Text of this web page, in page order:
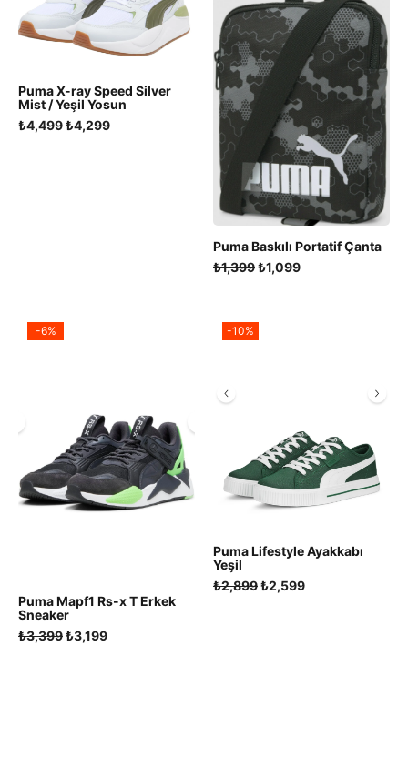
Puma X-ray Speed Silver
Mist / Yeşil Yosun
₺4,499Orijinal
₺4,299Şu
Puma Baskılı Portatif Çanta
₺1,399Orijinal
₺1,099Şu
-6%
Puma Mapf1 Rs-x T Erkek
Sneaker
₺3,399Orijinal
₺3,199Şu
-10%
Puma Lifestyle Ayakkabı
Yeşil
₺2,899Orijinal
₺2,599Şu